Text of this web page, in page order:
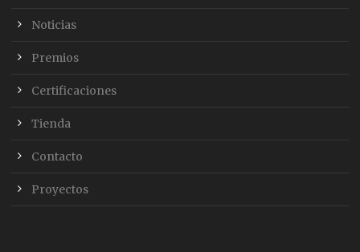
Noticias
Premios
Certificaciones
Tienda
Contacto
Proyectos